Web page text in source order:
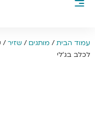
עמוד הבית / מותגים / שזיר /
לכלב בג’לי